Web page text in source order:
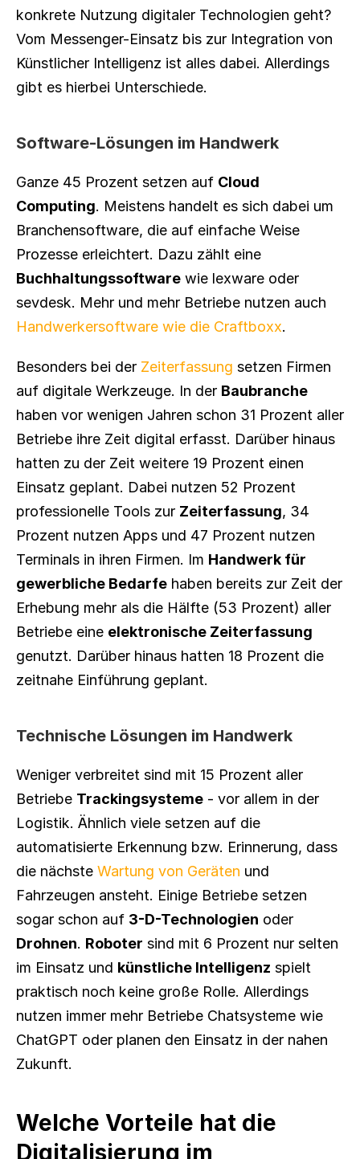
konkrete Nutzung digitaler Technologien geht?
Vom Messenger-Einsatz bis zur Integration von
Künstlicher Intelligenz ist alles dabei. Allerdings
gibt es hierbei Unterschiede.
Software-Lösungen im Handwerk
Ganze 45 Prozent setzen auf Cloud
Computing. Meistens handelt es sich dabei um
Branchensoftware, die auf einfache Weise
Buchhaltungssoftware wie lexware oder
Handwerkersoftware wie die Craftboxx.
Besonders bei der Zeiterfassung setzen Firmen
auf digitale Werkzeuge. In der Baubranche
haben vor wenigen Jahren schon 31 Prozent aller
Betriebe ihre Zeit digital erfasst. Darüber hinaus
hatten zu der Zeit weitere 19 Prozent einen
Einsatz geplant. Dabei nutzen 52 Prozent
professionelle Tools zur Zeiterfassung, 34
Prozent nutzen Apps und 47 Prozent nutzen
Terminals in ihren Firmen. Im Handwerk für
gewerbliche Bedarfe haben bereits zur Zeit der
Erhebung mehr als die Hälfte (53 Prozent) aller
Betriebe eine elektronische Zeiterfassung
genutzt. Darüber hinaus hatten 18 Prozent die
zeitnahe Einführung geplant.
Technische Lösungen im Handwerk
Weniger verbreitet sind mit 15 Prozent aller
Betriebe Trackingsysteme - vor allem in der
Logistik. Ähnlich viele setzen auf die
automatisierte Erkennung bzw. Erinnerung, dass
die nächste Wartung von Geräten und
Fahrzeugen ansteht. Einige Betriebe setzen
sogar schon auf 3-D-Technologien
Drohnen. Roboter sind mit 6 Prozent nur selten
im Einsatz und künstliche Intelligenz spielt
praktisch noch keine große Rolle. Allerdings
nutzen immer mehr Betriebe Chatsysteme wie
ChatGPT oder planen den Einsatz in der nahen
Zukunft.
Welche Vorteile hat die
Digitalisierung im